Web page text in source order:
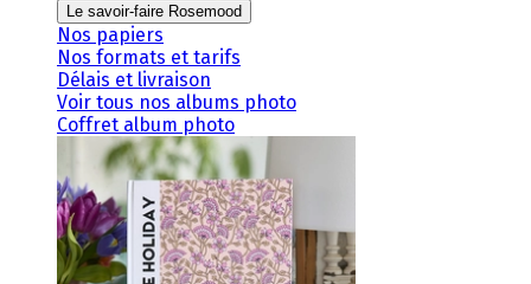
Le savoir-faire Rosemood
Nos papiers
Nos formats et tarifs
Délais et livraison
Voir tous nos albums photo
Coffret album photo